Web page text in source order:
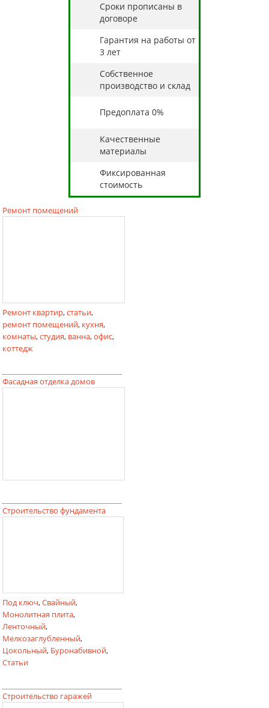
Cроки прописаны в
договоре
Гарантия на работы от
3 лет
Собственное
производство и склад
Предоплата 0%
Качественные
материалы
Фиксированная
стоимость
Ремонт помещений
Ремонт квартир,статьи,
ремонт помещений, кухня,
комнаты,студия, ванна,офис,
коттедж
Фасадная отделка домов
Строительство фундамента
Под ключ,Свайный,
Монолитная плита,
Ленточный,
Мелкозаглубленный,
Цокольный, Буронабивной,
Статьи
Строительство гаражей